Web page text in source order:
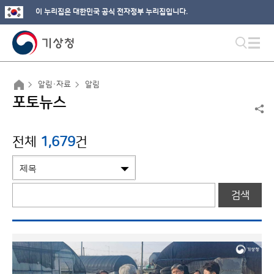
이 누리집은 대한민국 공식 전자정부 누리집입니다.
알림·자료 알림
포토뉴스
전체 1,679건
검색